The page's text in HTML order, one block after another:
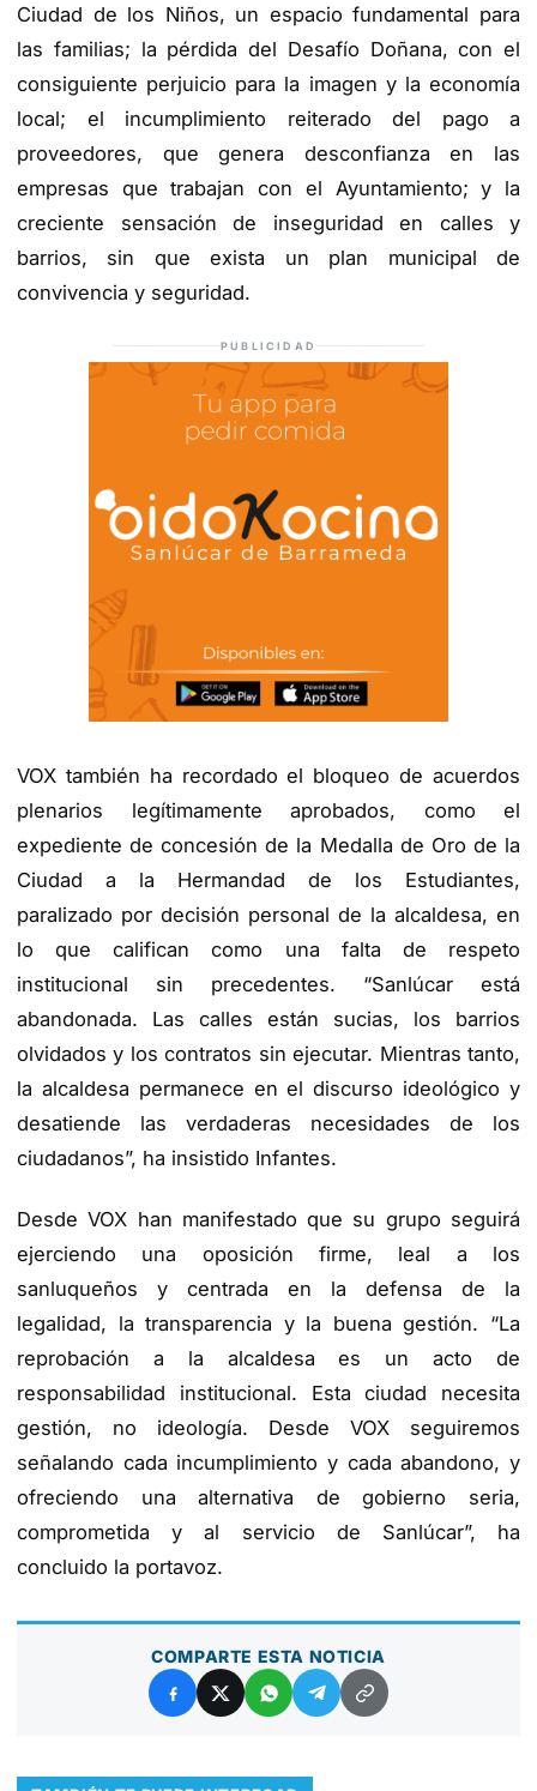
Ciudad de los Niños, un espacio fundamental para
las familias; la pérdida del Desafío Doñana, con el
consiguiente perjuicio para la imagen y la economía
local; el incumplimiento reiterado del pago a
proveedores, que genera desconfianza en las
empresas que trabajan con el Ayuntamiento; y la
creciente sensación de inseguridad en calles y
barrios, sin que exista un plan municipal de
convivencia y seguridad.
PUBLICIDAD
VOX también ha recordado el bloqueo de acuerdos
plenarios legítimamente aprobados, como el
expediente deconcesión de la Medalla de Oro de la
Ciudad a la Hermandad de los Estudiantes,
paralizado por decisión personal de la alcaldesa, en
lo que califican como una falta de respeto
institucional sin precedentes. “Sanlúcar está
abandonada. Las calles están sucias, los barrios
olvidados y los contratos sin ejecutar. Mientras tanto,
la alcaldesa permanece en el discurso ideológico y
desatiende las verdaderas necesidades de los
ciudadanos”, ha insistido Infantes.
Desde VOX han manifestado que su grupo seguirá
ejerciendo una oposición firme, leal a los
sanluqueños y centrada en la defensa de la
legalidad, la transparencia y la buena gestión. “La
reprobación a la alcaldesa es un acto de
responsabilidad institucional. Esta ciudad necesita
gestión, no ideología. Desde VOX seguiremos
señalando cada incumplimiento y cada abandono, y
ofreciendo una alternativa de gobierno seria,
comprometida y al servicio de Sanlúcar”, ha
concluido la portavoz.
COMPARTE ESTA NOTICIA